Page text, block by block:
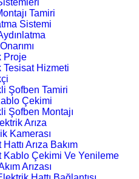
Tamiri
Sistemi
Proje
Tesisat Hizmeti
Şofben Tamiri
Çekimi
Şofben Montajı
Arıza
Kamerası
Arıza Bakım
Kablo Çekimi Ve Yenileme
Arızası